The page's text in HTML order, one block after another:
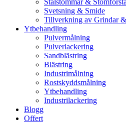
Stålstommar &
Svetsning & Smide
Tillverkning av Grindar
Ytbehandling
Pulvermålning
Pulverlackering
Sandblästring
Blästring
Industrimålning
Rostskyddsmålning
Ytbehandling
Industrilackering
Blogg
Offert